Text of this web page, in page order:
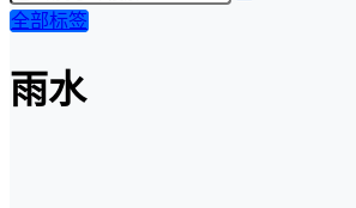
全部标签
雨水